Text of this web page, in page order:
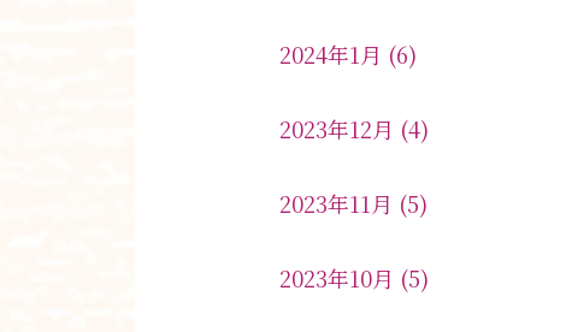
2024年1月 (6)
2023年12月 (4)
2023年11月 (5)
2023年10月 (5)